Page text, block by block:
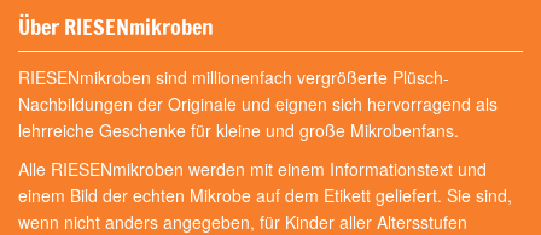
Über RIESENmikroben
RIESENmikroben sind millionenfach vergrößerte Plüsch-
Nachbildungen der Originale und eignen sich hervorragend als
lehrreiche Geschenke für kleine und große Mikrobenfans.
Alle RIESENmikroben werden mit einem Informationstext und
einem Bild der echten Mikrobe auf dem Etikett geliefert. Sie sind,
wenn nicht anders angegeben, für Kinder aller Altersstufen